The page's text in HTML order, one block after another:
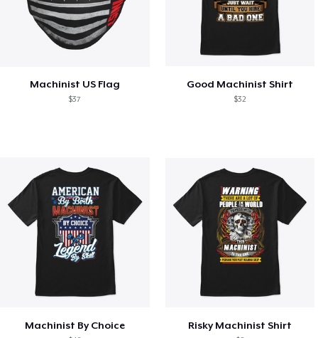
Machinist US Flag
$37
Good Machinist Shirt
$32
Machinist By Choice Risky Machinist Shirt